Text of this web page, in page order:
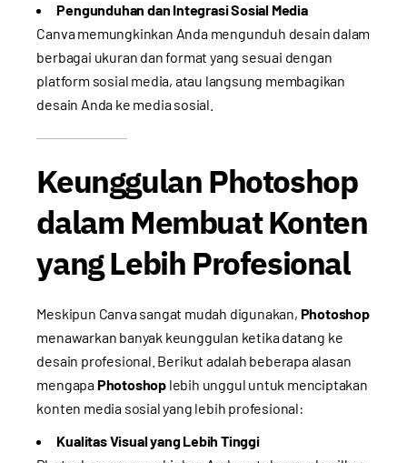
Pengunduhan dan Integrasi Sosial Media
Canva memungkinkan Anda mengunduh desain dalam
berbagai ukuran dan format yang sesuai dengan
platform sosial media, atau langsung membagikan
desain Anda ke media sosial.
Keunggulan Photoshop
dalam Membuat Konten
yang Lebih Profesional
Meskipun Canva sangat mudah digunakan, Photoshop
menawarkan banyak keunggulan ketika datang ke
desain profesional. Berikut adalah beberapa alasan
mengapaPhotoshoplebih unggul untuk menciptakan
konten media sosial yang lebih profesional:
Kualitas Visual yang Lebih Tinggi